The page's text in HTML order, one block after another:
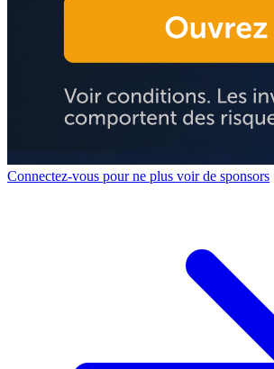
Connectez-vous pour ne plus voir de sponsors